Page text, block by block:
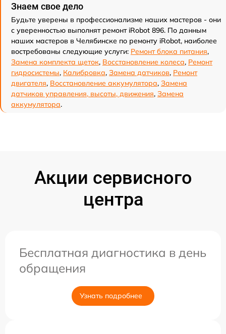
Знаем свое дело
Будьте уверены в профессионализме наших мастеров - они
с уверенностью выполнят ремонт iRobot 896. По данным
наших мастеров в Челябинске по ремонту iRobot, наиболее
востребованы следующие услуги: Ремонт блока питания,
Замена комплекта щеток, Восстановление колеса, Ремонт
гидросистемы, Калибровка, Замена датчиков, Ремонт
двигателя, Восстановление аккумулятора, Замена
датчиков управления, высоты, движения, Замена
аккумулятора.
Акции сервисного
центра
Бесплатная диагностика в день
обращения
Узнать подробнее